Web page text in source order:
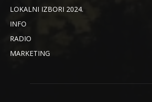
LOKALNI IZBORI 2024.
INFO
RADIO
MARKETING